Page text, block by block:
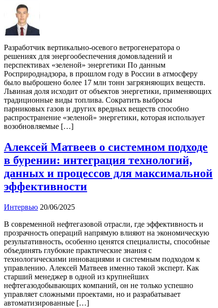
Разработчик вертикально-осевого ветрогенератора о
решениях для энергообеспечения домовладений и
перспективах «зеленой» энергетики По данным
Росприроднадзора, в прошлом году в России в атмосферу
было выброшено более 17 млн тонн загрязняющих веществ.
Львиная доля исходит от объектов энергетики, применяющих
традиционные виды топлива. Сократить выбросы
парниковых газов и других вредных веществ способно
распространение «зеленой» энергетики, которая использует
возобновляемые […]
Алексей Матвеев о системном подходе
в бурении: интеграция технологий,
данных и процессов для максимальной
эффективности
Интервью 20/06/2025
В современной нефтегазовой отрасли, где эффективность и
прозрачность операций напрямую влияют на экономическую
результативность, особенно ценятся специалисты, способные
объединять глубокие практические знания с
технологическими инновациями и системным подходом к
управлению. Алексей Матвеев именно такой эксперт. Как
старший менеджер в одной из крупнейших
нефтегазодобывающих компаний, он не только успешно
управляет сложными проектами, но и разрабатывает
автоматизированные […]